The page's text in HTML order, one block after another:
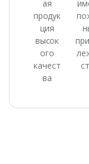
ая
продук
ция
высок
ого
качест
ва